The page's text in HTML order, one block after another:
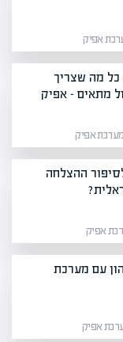
כל מה שצריך
מתאים – אפיק
ההצלחה
עם מערכת